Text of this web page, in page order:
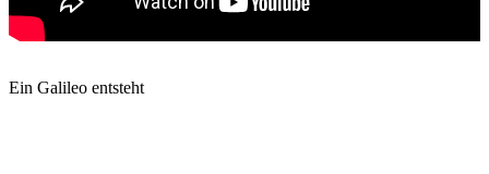
Ein Galileo entsteht